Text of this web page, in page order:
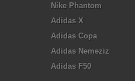
Nike Phantom
Adidas X
Adidas Copa
Adidas Nemeziz
Adidas F50